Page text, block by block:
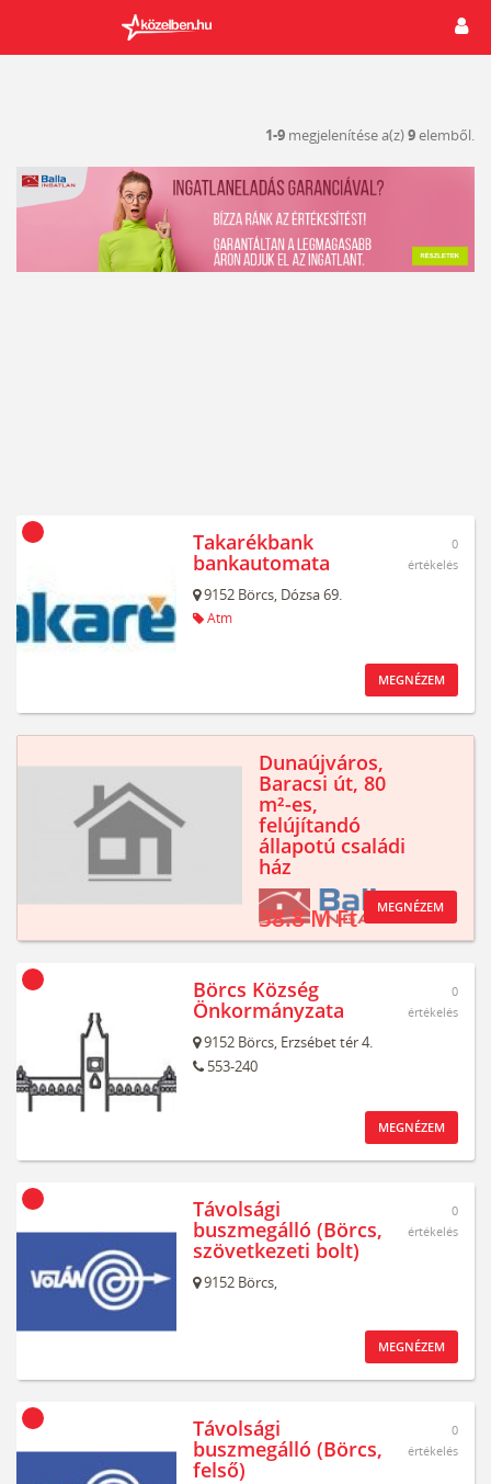
1-9 megjelenítése a(z)9elemből.
Takarékbank
bankautomata
9152 Börcs, Dózsa 69.
Atm
0
értékelés
MEGNÉZEM
Dunaújváros,
Baracsi út, 80
m²-es,
felújítandó
állapotú családi
ház
38.8 M Ft MEGNÉZEM
Börcs Község
Önkormányzata
9152 Börcs, Erzsébet tér 4.
553-240
0
értékelés
MEGNÉZEM
Távolsági
buszmegálló (Börcs,
szövetkezeti bolt)
9152 Börcs,
0
értékelés
MEGNÉZEM
Távolsági
buszmegálló (Börcs,
felső)
0
értékelés